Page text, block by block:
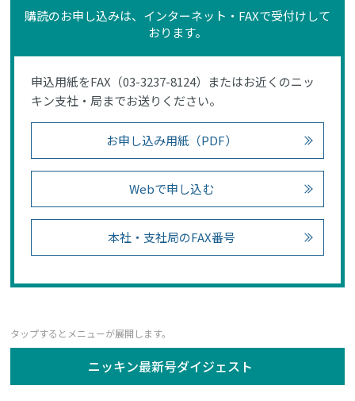
購読のお申し込みは、インターネット・FAXで受付けして
おります。
申込用紙をFAX（03-3237-8124）またはお近くのニッ
キン支社・局までお送りください。
お申し込み用紙（PDF）
Webで申し込む
本社・支社局のFAX番号
ニッキン最新号ダイジェスト